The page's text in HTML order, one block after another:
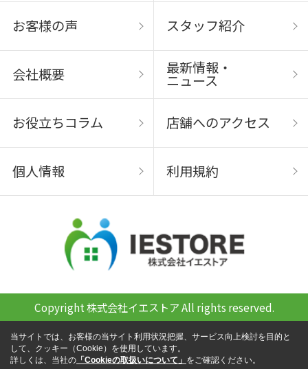
お客様の声 スタッフ紹介
会社概要 最新情報・
ニュース
お役立ちコラム 店舗へのアクセス
個人情報 利用規約
Copyright 株式会社イエストア All rights reserved.
当サイトでは、お客様の当サイト利用状況把握、サービス向上検討を目的と
して、クッキー（Cookie）を使用しています。
詳しくは、当社の 「Cookieの取扱いについて」 をご確認ください。